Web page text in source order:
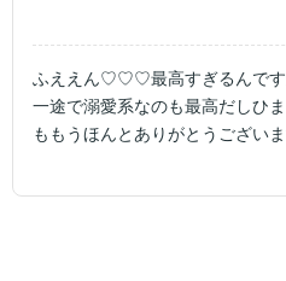
ふええん♡♡♡最高すぎるんで
一途で溺愛系なのも最高だしひ
ももうほんとありがとうござ